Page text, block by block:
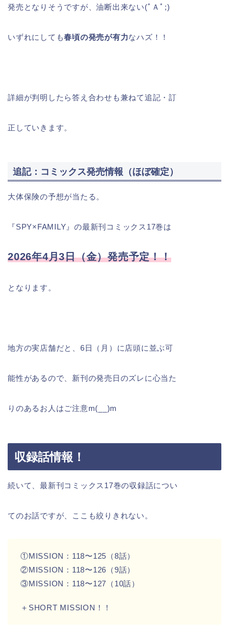
発売となりそうですが、油断出来ない(ﾟＡﾟ;)
いずれにしても春頃の発売が有力なハズ！！
詳細が判明したら答え合わせも兼ねて追記・訂
正していきます。
追記：コミックス発売情報（ほぼ確定）
大体保険の予想が当たる。
『SPY×FAMILY』の最新刊コミックス17巻は
2026年4月3日（金）発売予定！！
となります。
地方の実店舗だと、6日（月）に店頭に並ぶ可
能性があるので、新刊の発売日のズレに心当た
りのあるお人はご注意m(__)m
収録話情報！
続いて、最新刊コミックス17巻の収録話につい
てのお話ですが、ここも絞りきれない。
①MISSION：118〜125（8話）
②MISSION：118〜126（9話）
③MISSION：118〜127（10話）
＋SHORT MISSION！！